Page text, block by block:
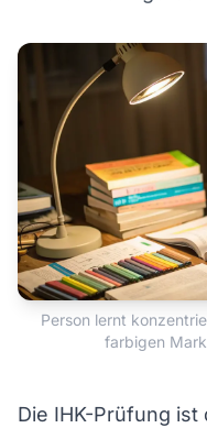
Person lernt
farbigen
Die IHK-Prüfung